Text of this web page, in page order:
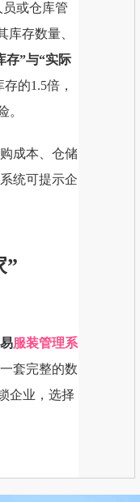
或仓库管
存数量、
存”与“实际
的1.5倍，
。
成本、仓储
统可提示企
”
服装管理系
套完整的数
企业，选择